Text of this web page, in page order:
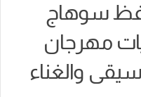
سوهاج
مهرجان
والغناء